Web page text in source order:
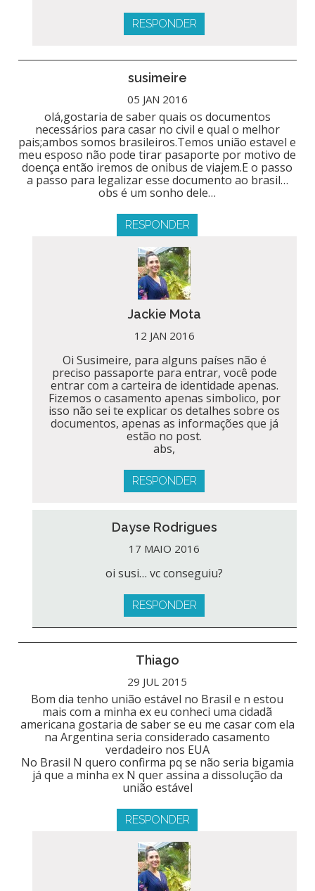
RESPONDER
susimeire
05 JAN 2016
olá,gostaria de saber quais os documentos
necessários para casar no civil e qual o melhor
pais;ambos somos brasileiros.Temos união estavel e
meu esposo não pode tirar pasaporte por motivo de
doença então iremos de onibus de viajem.E o passo
a passo para legalizar esse documento ao brasil…
obs é um sonho dele…
RESPONDER
Jackie Mota
12 JAN 2016
Oi Susimeire, para alguns países não é
preciso passaporte para entrar, você pode
entrar com a carteira de identidade apenas.
Fizemos o casamento apenas simbolico, por
isso não sei te explicar os detalhes sobre os
documentos, apenas as informações que já
estão no post.
abs,
RESPONDER
Dayse Rodrigues
17 MAIO 2016
oi susi… vc conseguiu?
RESPONDER
Thiago
29 JUL 2015
Bom dia tenho união estável no Brasil e n estou
mais com a minha ex eu conheci uma cidadã
americana gostaria de saber se eu me casar com ela
na Argentina seria considerado casamento
verdadeiro nos EUA
No Brasil N quero confirma pq se não seria bigamia
já que a minha ex N quer assina a dissolução da
união estável
RESPONDER